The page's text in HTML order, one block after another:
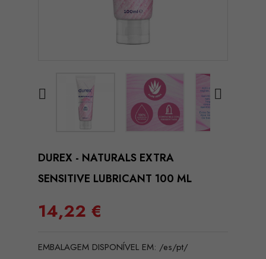
 
DUREX - NATURALS EXTRA
SENSITIVE LUBRICANT 100 ML
14,22 €
EMBALAGEM DISPONÍVEL EM: /es/pt/